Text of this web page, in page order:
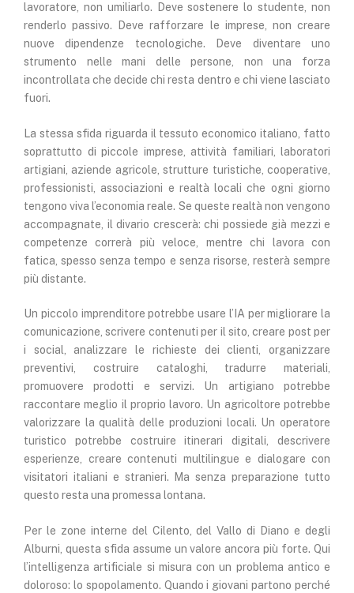
lavoratore, non umiliarlo. Deve sostenere lo studente, non
renderlo passivo. Deve rafforzare le imprese, non creare
nuove dipendenze tecnologiche. Deve diventare uno
strumento nelle mani delle persone, non una forza
incontrollata che decide chi resta dentro e chi viene lasciato
fuori.
La stessa sfida riguarda il tessuto economico italiano, fatto
soprattutto di piccole imprese, attività familiari, laboratori
artigiani, aziende agricole, strutture turistiche, cooperative,
professionisti, associazioni e realtà locali che ogni giorno
tengono viva l’economia reale. Se queste realtà non vengono
accompagnate, il divario crescerà: chi possiede già mezzi e
competenze correrà più veloce, mentre chi lavora con
fatica, spesso senza tempo e senza risorse, resterà sempre
più distante.
Un piccolo imprenditore potrebbe usare l’IA per migliorare la
comunicazione, scrivere contenuti per il sito, creare post per
i social, analizzare le richieste dei clienti, organizzare
preventivi, costruire cataloghi, tradurre materiali,
promuovere prodotti e servizi. Un artigiano potrebbe
raccontare meglio il proprio lavoro. Un agricoltore potrebbe
valorizzare la qualità delle produzioni locali. Un operatore
turistico potrebbe costruire itinerari digitali, descrivere
esperienze, creare contenuti multilingue e dialogare con
visitatori italiani e stranieri. Ma senza preparazione tutto
questo resta una promessa lontana.
Per le zone interne del Cilento, del Vallo di Diano e degli
Alburni, questa sfida assume un valore ancora più forte. Qui
l’intelligenza artificiale si misura con un problema antico e
doloroso: lo spopolamento. Quando i giovani partono perché